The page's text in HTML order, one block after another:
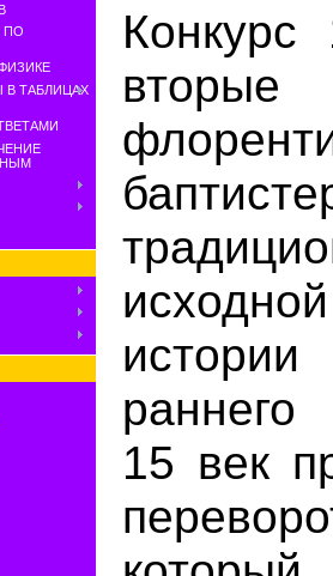
ПО
ТАБЛИЦАХ
раннего
15 век